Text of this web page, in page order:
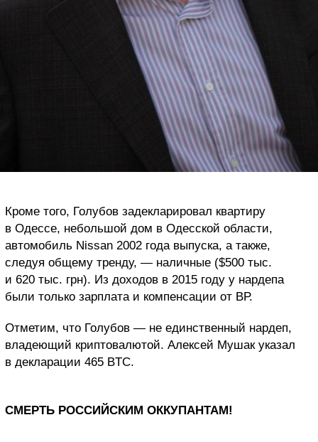
Кроме того, Голубов задекларировал квартиру
в Одессе, небольшой дом в Одесской области,
автомобиль Nissan 2002 года выпуска, а также,
следуя общему тренду, — наличные ($500 тыс.
и 620 тыс. грн). Из доходов в 2015 году у нардепа
были только зарплата и компенсации от ВР.
Отметим, что Голубов — не единственный нардеп,
владеющий криптовалютой. Алексей Мушак указал
в декларации 465 BTC.
СМЕРТЬ РОССИЙСКИМ ОККУПАНТАМ!